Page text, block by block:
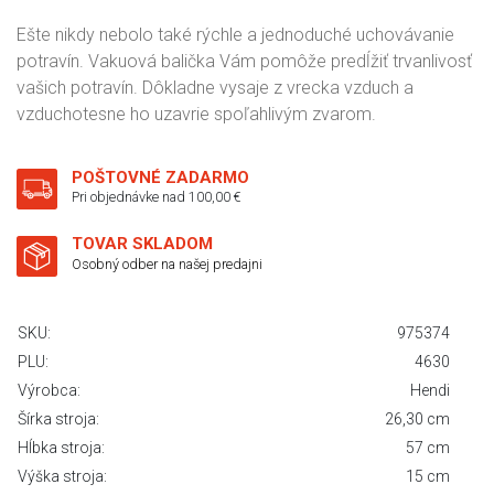
Ešte nikdy nebolo také rýchle a jednoduché uchovávanie
potravín. Vakuová balička Vám pomôže predĺžiť trvanlivosť
vašich potravín. Dôkladne vysaje z vrecka vzduch a
vzduchotesne ho uzavrie spoľahlivým zvarom.
POŠTOVNÉ ZADARMO
Pri objednávke nad 100,00 €
TOVAR SKLADOM
Osobný odber na našej predajni
SKU:
975374
PLU:
4630
Výrobca:
Hendi
Šírka stroja:
26,30 cm
Hĺbka stroja:
57 cm
Výška stroja:
15 cm